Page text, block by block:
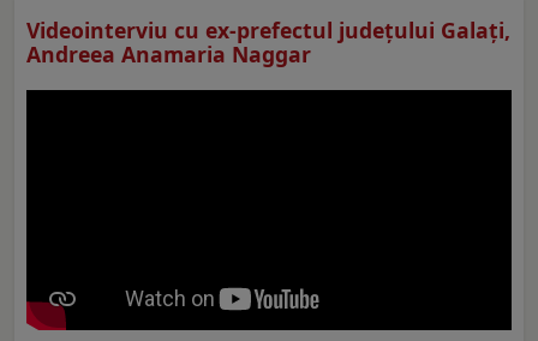
Videointerviu cu ex-prefectul judeţului Galaţi,
Andreea Anamaria Naggar